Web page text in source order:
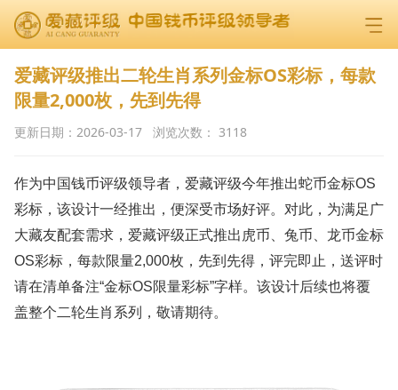
爱藏评级推出二轮生肖系列金标OS彩标，每款
限量2,000枚，先到先得
更新日期： 2026-03-17 浏览次数： 3118
作为中国钱币评级领导者，爱藏评级今年推出蛇币金标OS
彩标，该设计一经推出，便深受市场好评。对此，为满足广
大藏友配套需求，爱藏评级正式推出虎币、兔币、龙币金标
OS彩标，每款限量2,000枚，先到先得，评完即止，送评时
请在清单备注“金标OS限量彩标”字样。该设计后续也将覆
盖整个二轮生肖系列，敬请期待。